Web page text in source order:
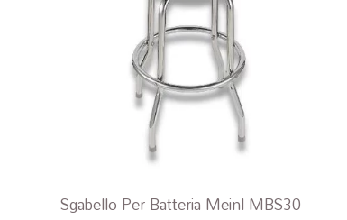
Sgabello Per Batteria Meinl MBS30